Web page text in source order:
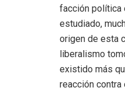
facción política
estudiado,
origen de esta
liberalismo
existido más
reacción